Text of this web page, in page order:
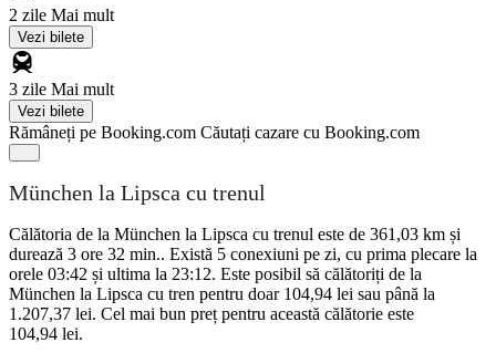
2 zile Mai mult
Vezi bilete
3 zile Mai mult
Vezi bilete
Rămâneți pe Booking.com Căutați cazare cu Booking.com
München la Lipsca cu trenul
Călătoria de la München la Lipsca cu trenul este de 361,03 km și
durează 3 ore 32 min.. Există 5 conexiuni pe zi, cu prima plecare la
orele 03:42 și ultima la 23:12. Este posibil să călătoriți de la
München la Lipsca cu tren pentru doar 104,94 lei sau până la
1.207,37 lei. Cel mai bun preț pentru această călătorie este
104,94 lei.